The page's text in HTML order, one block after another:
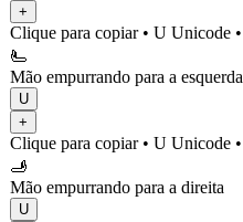
+
Clique para copiar• U Unicode •
🫷
Mão empurrando para a esquerda
U
+
Clique para copiar• U Unicode •
🫸
Mão empurrando para a direita
U